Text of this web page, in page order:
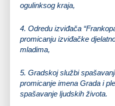
ogulinksog kraja,
4. Odredu izviđača
promicanju izviđačke
mladima,
5. Gradskoj službi
promicanje imena Grada i
spašavanje ljudskih života.